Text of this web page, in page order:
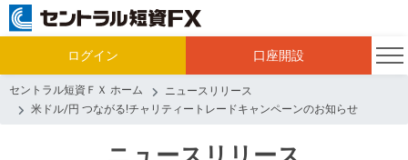
ログイン 口座開設
セントラル短資ＦＸ ホーム
ニュースリリース
米ドル/円 つながる!チャリティートレードキャンペーンのお知らせ